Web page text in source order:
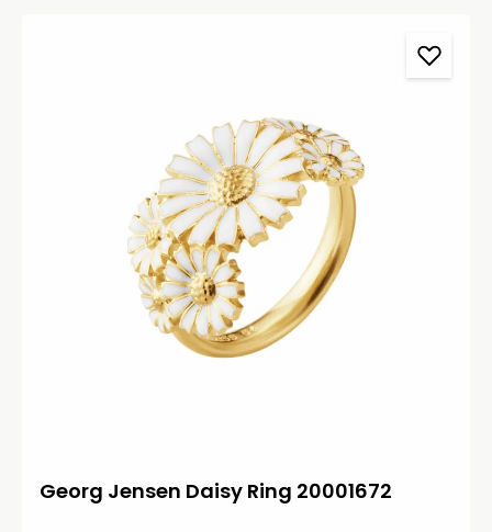
Georg Jensen Daisy Ring 20001672